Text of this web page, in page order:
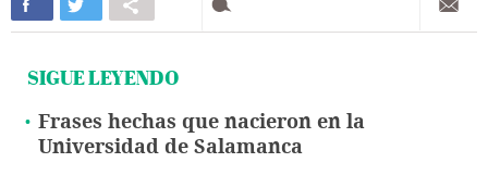
SIGUE LEYENDO
Frases hechas que nacieron en la
Universidad de Salamanca